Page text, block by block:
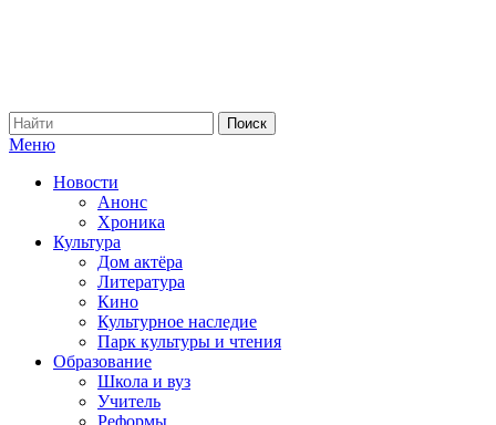
Меню
Новости
Анонс
Хроника
Культура
Дом актёра
Литература
Кино
Культурное наследие
Парк культуры и чтения
Образование
Школа и вуз
Учитель